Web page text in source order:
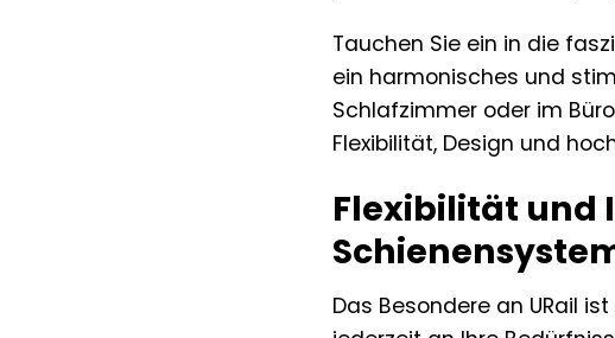
Tauchen Sie ein in die
ein harmonisches und
Schlafzimmer oder im
Flexibilität, Design und
Flexibilität und
Das Besondere an URail